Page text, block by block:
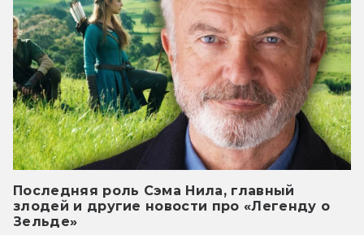
Последняя роль Сэма Нила, главный
злодей и другие новости про «Легенду о
Зельде»